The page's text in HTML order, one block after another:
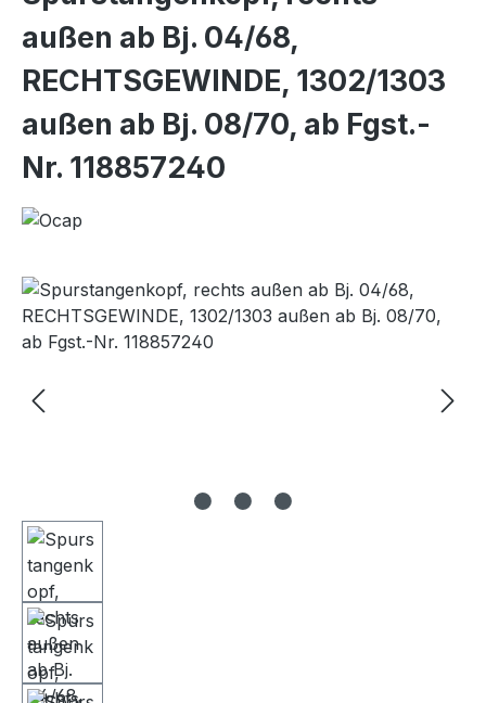
außen ab Bj. 04/68,
RECHTSGEWINDE, 1302/1303
außen ab Bj. 08/70, ab Fgst.-
Nr. 118857240
Bildergalerie überspringen